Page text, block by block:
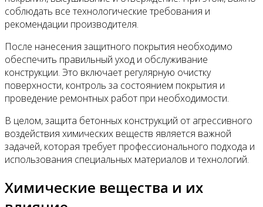
соблюдать все технологические требования и
рекомендации производителя.
После нанесения защитного покрытия необходимо
обеспечить правильный уход и обслуживание
конструкции. Это включает регулярную очистку
поверхности, контроль за состоянием покрытия и
проведение ремонтных работ при необходимости.
В целом, защита бетонных конструкций от агрессивного
воздействия химических веществ является важной
задачей, которая требует профессионального подхода и
использования специальных материалов и технологий.
Химические вещества и их